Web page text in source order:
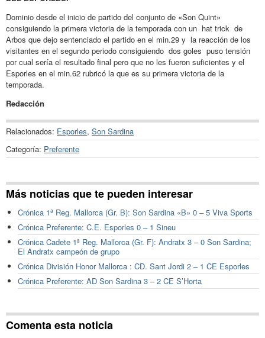
Dominio desde el inicio de partido del conjunto de «Son Quint»
consiguiendo la primera victoria de la temporada con un hat trick de
Arbos que dejo sentenciado el partido en el min.29 y la reacción de los
visitantes en el segundo periodo consiguiendo dos goles puso tensión
por cual sería el resultado final pero que no les fueron suficientes y el
Esporles en el min.62 rubricó la que es su primera victoria de la
temporada.
Redacción
Relacionados: Esporles, Son Sardina
Categoría: Preferente
Más noticias que te pueden interesar
Crónica 1ª Reg. Mallorca (Gr. B): Son Sardina «B» 0 – 5 Viva Sports
Crónica Preferente: C.E. Esporles 0 – 1 Sineu
Crónica Cadete 1ª Reg. Mallorca (Gr. F): Andratx 3 – 0 Son Sardina;
El Andratx campeón de grupo
Crónica División Honor Mallorca : CD. Sant Jordi 2 – 1 CE Esporles
Crónica Preferente: AD Son Sardina 3 – 2 CE S’Horta
Comenta esta noticia